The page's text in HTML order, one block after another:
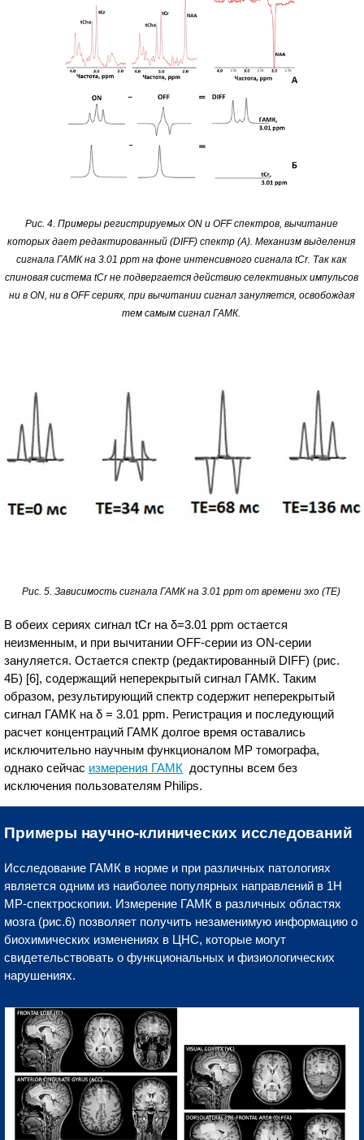
Рис. 4. Примеры регистрируемых ON и OFF спектров, вычитание
которых дает редактированный (DIFF) спектр (А). Механизм выделения
сигнала ГАМК на 3.01 ppm на фоне интенсивного сигнала tCr. Так как
спиновая система tCr не подвергается действию селективных импульсов
ни в ON, ни в OFF сериях, при вычитании сигнал зануляется, освобождая
тем самым сигнал ГАМК.
Рис. 5. Зависимость сигнала ГАМК на 3.01 ppm от времени эхо (ТЕ)
В обеих сериях сигнал tCr на δ=3.01 ppm остается
неизменным, и при вычитании OFF-серии из ON-серии
зануляется. Остается спектр (редактированный DIFF) (рис.
4Б) [6], содержащий неперекрытый сигнал ГАМК. Таким
образом, результирующий спектр содержит неперекрытый
сигнал ГАМК на δ = 3.01 ppm. Регистрация и последующий
расчет концентраций ГАМК долгое время оставались
исключительно научным функционалом МР томографа,
однако сейчас измерения ГАМК доступны всем без
исключения пользователям Philips.
Примеры научно-клинических исследований
Исследование ГАМК в норме и при различных патологиях
является одним из наиболее популярных направлений в 1Н
МР-спектроскопии. Измерение ГАМК в различных областях
мозга (рис.6) позволяет получить незаменимую информацию о
биохимических изменениях в ЦНС, которые могут
свидетельствовать о функциональных и физиологических
нарушениях.